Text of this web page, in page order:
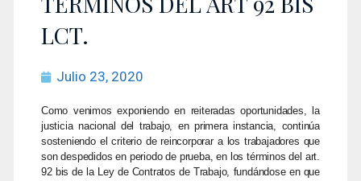
LCT.
Julio 23, 2020
Como venimos exponiendo en reiteradas oportunidades, la
justicia nacional del trabajo, en primera instancia, continúa
sosteniendo el criterio de reincorporar a los trabajadores que
son despedidos en periodo de prueba, en los términos del art.
92 bis de la Ley de Contratos de Trabajo, fundándose en que